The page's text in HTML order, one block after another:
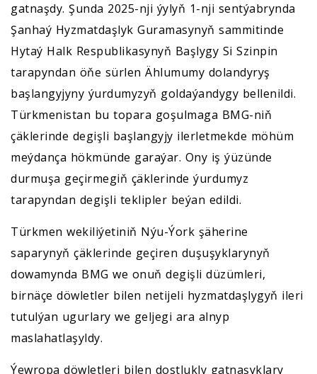
gatnaşdy. Şunda 2025-nji ýylyň 1-nji sentýabrynda
Şanhaý Hyzmatdaşlyk Guramasynyň sammitinde
Hytaý Halk Respublikasynyň Başlygy Si Szinpin
tarapyndan öňe sürlen Ählumumy dolandyryş
başlangyjyny ýurdumyzyň goldaýandygy bellenildi.
Türkmenistan bu topara goşulmaga BMG-niň
çäklerinde degişli başlangyjy ilerletmekde möhüm
meýdança hökmünde garaýar. Ony iş ýüzünde
durmuşa geçirmegiň çäklerinde ýurdumyz
tarapyndan degişli teklipler beýan edildi.
Türkmen wekiliýetiniň Nýu-Ýork şäherine
saparynyň çäklerinde geçiren duşuşyklarynyň
dowamynda BMG we onuň degişli düzümleri,
birnäçe döwletler bilen netijeli hyzmatdaşlygyň ileri
tutulýan ugurlary we geljegi ara alnyp
maslahatlaşyldy.
Ýewropa döwletleri bilen dostlukly gatnaşyklary